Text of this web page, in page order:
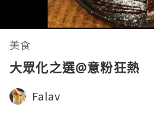
美食
大眾化之選@意粉狂熱
Falav